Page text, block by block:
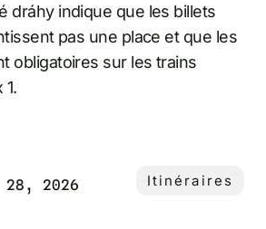
dráhy indique que les billets
pas une place et que les
obligatoires sur les trains
2026 Itinéraires